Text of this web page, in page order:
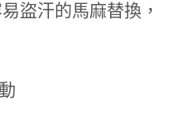
盜汗的馬麻替換，